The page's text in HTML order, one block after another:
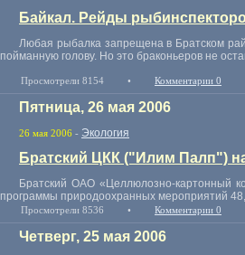
Байкал. Рейды
Любая рыбалка запрещена в Братском
пойманную голову. Но это браконьеров не
Просмотрели 8154 • Комментарии 0
Пятница, 26 мая 2006
26 мая 2006 - Экология
Братский ЦКК ("Илим Палп")
Братский ОАО «Целлюлозно-картонный
программы природоохранных мероприятий
Просмотрели 8536 • Комментарии 0
Четверг, 25 мая 2006